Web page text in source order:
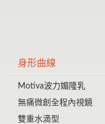
身形曲線
Motiva波力媚隆乳
無痛微創全程內視鏡
雙重水滴型